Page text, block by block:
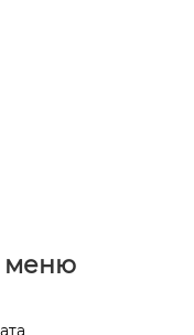
меню